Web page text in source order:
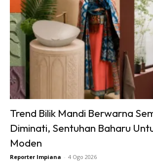
Bagaimanapun kecewa apabila hasil
memuaskan.
Ads
Trend Bilik Mandi Berwarna
Diminati, Sentuhan Baharu
Moden
Reporter Impiana - 4 Ogo 2026